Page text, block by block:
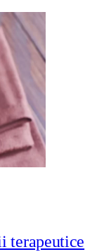
terapeutice